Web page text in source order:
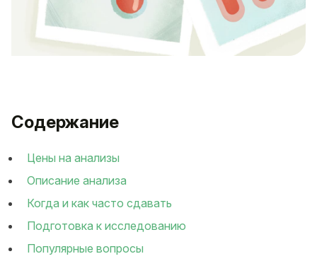
Содержание
Цены на анализы
Описание анализа
Когда и как часто сдавать
Подготовка к исследованию
Популярные вопросы